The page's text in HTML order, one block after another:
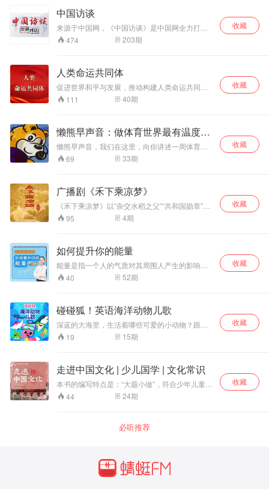
事展现内地发展给香港青年带来的全新机遇， 看
他们如何把个人理想融入国家发展大局，让自我
价值得以实现。
中国访谈
来源于中国网，《中国访谈》是中国网全力打造
的品牌栏目，采取主持人与嘉宾对话的形式，以
音视频、文字、图片等多媒体手段，与网友在线
推出以来，众多政府官员、外国使节、专家学
者、社会名人、商界名流等先后做客，解读政策
法规，剖析新闻热点，洞察世界风云，讲述人生
故事，为网友展现不同角度的精彩观点，别样人
生。节目曾多次获得国家级等重要奖项。
474 203期
收藏
人类命运共同体
促进世界和平与发展，推动构建人类命运共同体
（稿源：学习强国网）
111 40期
收藏
懒熊早声音：做体育世界最有温度的
评论
懒熊早声音，我们在这里，向你讲述一周体育行
业的焦点事件，让你理解我们的态度和观点。心
浮气躁的年代里，我们只想让有温度的声音不被
事实、爱思考的表达。你愿意成为我们的听众
吗？我听到，你说愿意。
69 33期
收藏
广播剧《禾下乘凉梦》
《禾下乘凉梦》以“杂交水稻之父”“共和国勋章”获
得者袁隆平的故事为蓝本，讲述了袁隆平为实现
人生两个梦想——“让中国人端稳手中的饭
年“中国梦 新征程”原创网络视听节目征集展播活
动优秀节目。
95 4期
收藏
如何提升你的能量
能量是指一个人的气质对其周围人产生的影响。
能量是对人散发气场能量的描述，它是人能把握
到的自然规律的多少。人越顺应自然规律，能量
律正好与人的身体和心理活动的规律是一致的。
本课程以科学、直观、通俗易懂的讲解方式，详
细讲解了气场主光辨别、各类主光人的性格特
质、七大脉轮与健康、情绪、财运、人际关系等
的关系。
40 52期
收藏
碰碰狐！英语海洋动物儿歌
深蓝的大海里，生活着哪些可爱的小动物？跟随
《碰碰狐！英语海洋动物儿歌》一探究竟吧！小
巧可爱的海马、大海里的超级猎手鲨鱼、透明奇
儿歌，一边探险神奇的海底世界吧！
19 15期
收藏
走进中国文化 | 少儿国学 | 文化常识
本书的编写特点是：“大题小做”，符合少年儿童认
知实际；多元一体，涵盖中华文化的精华；坚持
“以历史的视角来审视中国文化，用文学的手法来
中国人对真善美得不懈追求，对忠孝仁义等价值
数个让人感动、赞叹或自豪的精彩瞬间； 《文学
艺术篇》——描绘了中国人丰富的情感世界和独
特的审美情趣。
44 24期
收藏
必听推荐